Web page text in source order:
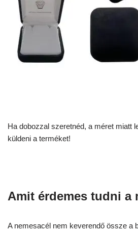
Ha dobozzal szeretnéd, a méret miatt
küldeni a terméket!
Amit érdemes tudni a
A nemesacél nem keverendő össze a